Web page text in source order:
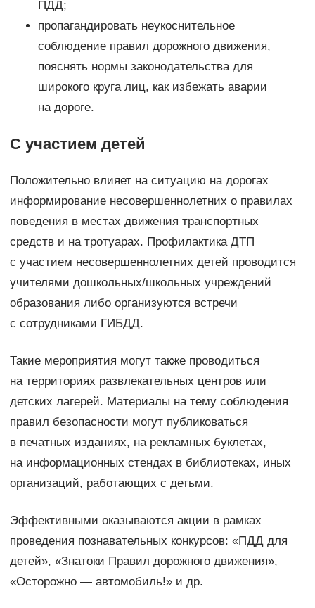
ПДД;
пропагандировать неукоснительное
соблюдение правил дорожного движения,
пояснять нормы законодательства для
широкого круга лиц, как избежать аварии
на дороге.
С участием детей
Положительно влияет на ситуацию на дорогах
информирование несовершеннолетних о правилах
поведения в местах движения транспортных
средств и на тротуарах. Профилактика ДТП
с участием несовершеннолетних детей проводится
учителями дошкольных/школьных учреждений
образования либо организуются встречи
с сотрудниками ГИБДД.
Такие мероприятия могут также проводиться
на территориях развлекательных центров или
детских лагерей. Материалы на тему соблюдения
правил безопасности могут публиковаться
в печатных изданиях, на рекламных буклетах,
на информационных стендах в библиотеках, иных
организаций, работающих с детьми.
Эффективными оказываются акции в рамках
проведения познавательных конкурсов: «ПДД для
детей», «Знатоки Правил дорожного движения»,
«Осторожно — автомобиль!» и др.